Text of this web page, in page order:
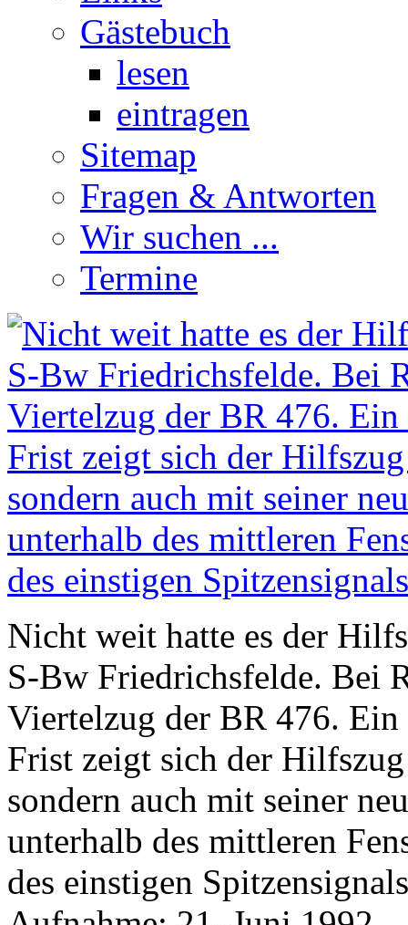
Gästebuch
lesen
eintragen
Sitemap
Fragen & Antworten
Wir suchen ...
Termine
Nicht weit hatte es der
S-Bw Friedrichsfelde. Bei
Viertelzug der BR 476. Ein
Frist zeigt sich der
sondern auch mit seiner
unterhalb des mittleren
des einstigen